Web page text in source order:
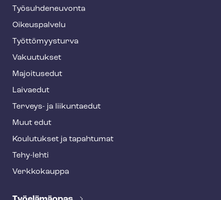
f
o
o
t
e
Työ­suh­de­neu­von­ta
Oikeuspalvelu
Työt­tö­myys­tur­va
Vakuutukset
Majoitusedut
Laivaedut
Terveys- ja liikuntaedut
Muut edut
Koulutukset ja tapahtumat
Tehy-lehti
Verkkokauppa